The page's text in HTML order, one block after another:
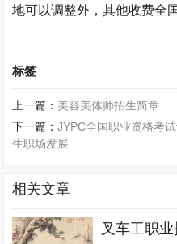
地可以调整外，其他收费全
标签
上一篇： 美容美体师招生简章
下一篇：JYPC全国职业资格考
生职场发展
相关文章
叉车工职业